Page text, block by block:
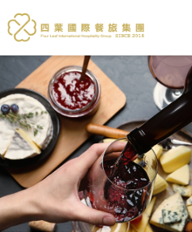
四葉國際餐旅